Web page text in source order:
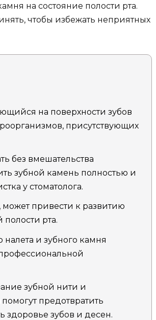
на состояние полости рта.
чтобы избежать неприятных
на поверхности зубов
присутствующих
без вмешательства
зубной камень полностью и
у стоматолога.
привести к развитию
рта.
и зубного камня
зубной нити и
предотвратить
здоровье зубов и десен.